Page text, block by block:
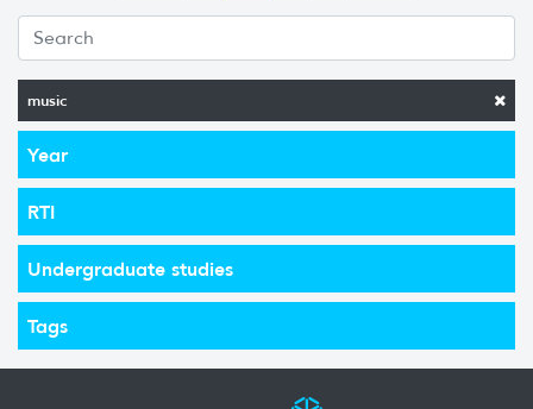
music
Year
RTI
Undergraduate studies
Tags